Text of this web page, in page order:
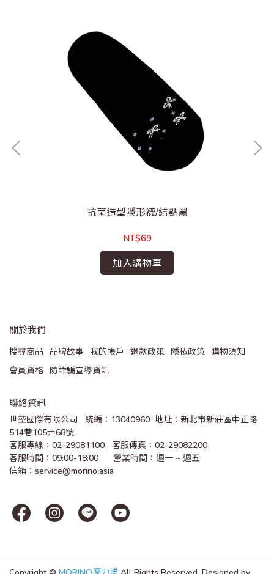
抗菌造型隱形襪/結點黑
NT$69
加入購物車
關於我們
搜尋商品 品牌故事 我的帳戶 退款政策 隱私政策
購物須知
會員資格
防詐騙宣導資訊
聯絡資訊
世堃國際有限公司   統編：13040960  地址：新北市新莊區中正路
514巷105弄68號
客服專線：02-29081100   客服傳真：02-29082200
客服時間：09:00-18:00      營業時間：週一 ~ 週五
信箱：service@morino.asia
Copyright © MORINO摩力諾 All Rights Reserved. Designed by